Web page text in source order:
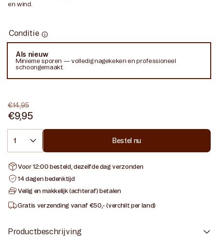
en wind.
Conditie Conditie
Als nieuw
Variant
uitverkocht
niet
Minieme sporen — volledig nagekeken en professioneel
schoongemaakt.
Aanbiedingsprijs
€9,95
Normale
prijs
€14,95
Bestel nu
Voor 12:00 besteld, dezelfde dag verzonden
14 dagen bedenktijd
Veilig en makkelijk (achteraf) betalen
Gratis verzending vanaf €50,- (verchilt per land)
Productbeschrijving